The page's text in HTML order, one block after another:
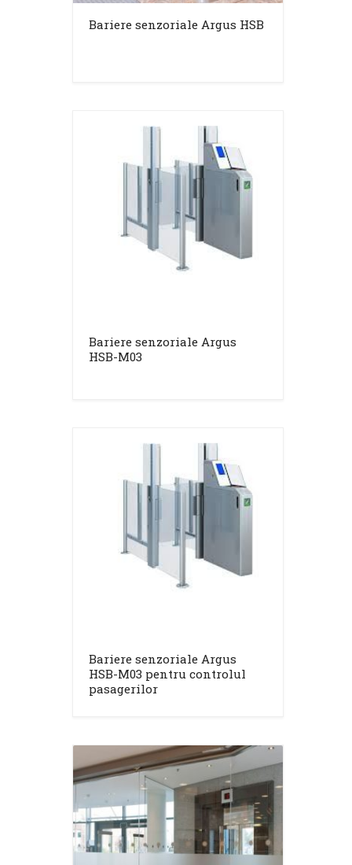
Bariere senzoriale Argus HSB
Bariere senzoriale Argus
HSB-M03
Bariere senzoriale Argus
HSB-M03 pentru controlul
pasagerilor